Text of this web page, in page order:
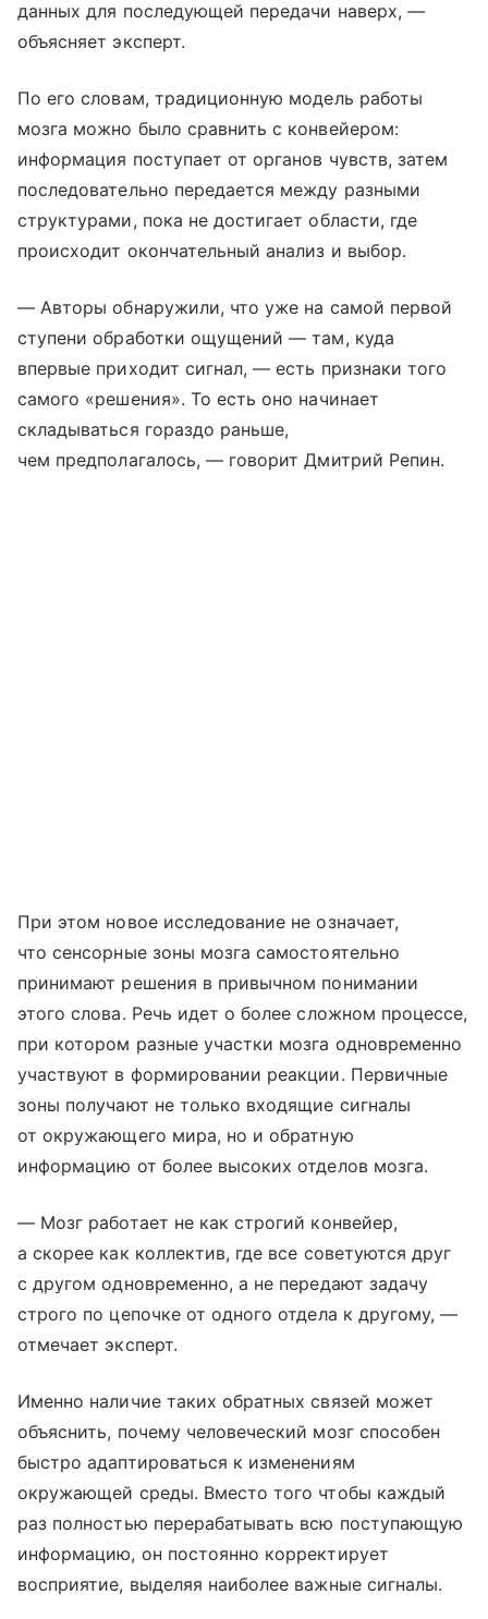
данных для последующей передачи наверх, —
объясняет эксперт.
По его словам, традиционную модель работы
мозга можно было сравнить с конвейером:
информация поступает от органов чувств, затем
последовательно передается между разными
структурами, пока не достигает области, где
происходит окончательный анализ и выбор.
— Авторы обнаружили, что уже на самой первой
ступени обработки ощущений — там, куда
впервые приходит сигнал, — есть признаки того
самого «решения». То есть оно начинает
складываться гораздо раньше,
чем предполагалось, — говорит Дмитрий Репин.
При этом новое исследование не означает,
что сенсорные зоны мозга самостоятельно
принимают решения в привычном понимании
этого слова. Речь идет о более сложном процессе,
при котором разные участки мозга одновременно
участвуют в формировании реакции. Первичные
зоны получают не только входящие сигналы
от окружающего мира, но и обратную
информацию от более высоких отделов мозга.
— Мозг работает не как строгий конвейер,
а скорее как коллектив, где все советуются друг
с другом одновременно, а не передают задачу
строго по цепочке от одного отдела к другому, —
отмечает эксперт.
Именно наличие таких обратных связей может
объяснить, почему человеческий мозг способен
быстро адаптироваться к изменениям
окружающей среды. Вместо того чтобы каждый
раз полностью перерабатывать всю поступающую
информацию, он постоянно корректирует
восприятие, выделяя наиболее важные сигналы.